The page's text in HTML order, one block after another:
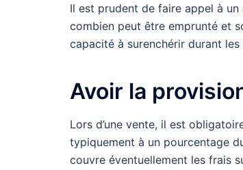
Il est prudent de faire appel à
combien peut être emprunté et
capacité à surenchérir durant les
Avoir la
Lors d’une vente, il est
typiquement à un pourcentage
couvre éventuellement les frais